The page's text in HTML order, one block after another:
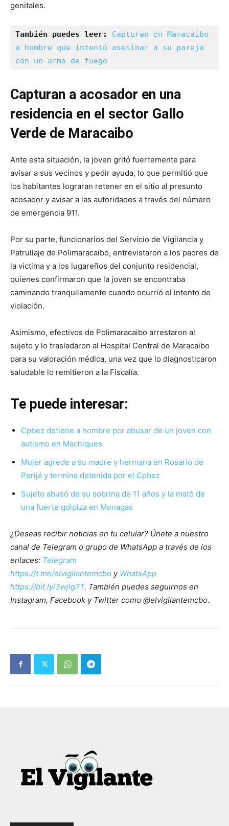
genitales.
También puedes leer:
Capturan en Maracaibo
a hombre que intentó asesinar a su pareja
con un arma de fuego
Capturan a acosador en una
residencia en el sector Gallo
Verde de Maracaibo
Ante esta situación, la joven gritó fuertemente para
avisar a sus vecinos y pedir ayuda, lo que permitió que
los habitantes lograran retener en el sitio al presunto
acosador y avisar a las autoridades a través del número
de emergencia 911.
Por su parte, funcionarios del Servicio de Vigilancia y
Patrullaje de Polimaracaibo, entrevistaron a los padres de
la víctima y a los lugareños del conjunto residencial,
quienes confirmaron que la joven se encontraba
caminando tranquilamente cuando ocurrió el intento de
violación.
Asimismo, efectivos de Polimaracaibo arrestaron al
sujeto y lo trasladaron al Hospital Central de Maracaibo
para su valoración médica, una vez que lo diagnosticaron
saludable lo remitieron a la Fiscalía.
Te puede interesar:
Cpbez detiene a hombre por abusar de un joven con
autismo en Machiques
Mujer agrede a su madre y hermana en Rosario de
Perijá y termina detenida por el Cpbez
Sujeto abusó de su sobrina de 11 años y la mató de
una fuerte golpiza en Monagas
¿Deseas recibir noticias en tu celular? Únete a nuestro
canal de Telegram o grupo de WhatsApp a través de los
enlaces: Telegram
https://t.me/elvigilantemcbo y WhatsApp
https://bit.ly/3wjIg7T. También puedes seguirnos en
Instagram, Facebook y Twitter como @elvigilantemcbo.